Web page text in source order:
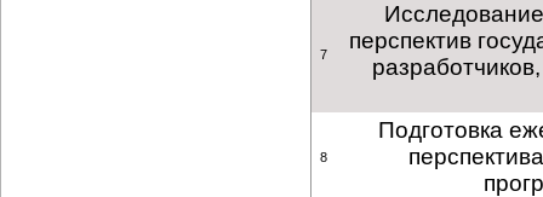
7
перспектив
8
Подготовка